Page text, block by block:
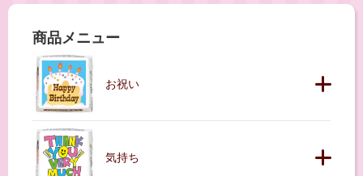
商品メニュー
お祝い
気持ち